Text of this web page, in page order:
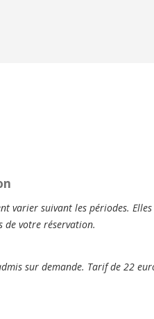
varier suivant les périodes.
de votre réservation.
sur demande. Tarif de 22